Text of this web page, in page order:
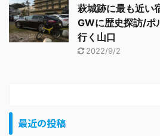
萩城跡に最も近い
GWに歴史探訪/ポ
行く山口
2022/9/2
最近の投稿